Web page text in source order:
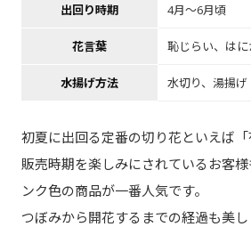
出回り時期 4月～6月頃
花言葉 恥じらい、は
水揚げ方法 水切り、湯揚げ
初夏に出回る定番の切り花といえば
販売時期を楽しみにされているお客
ンク色の商品が一番人気です。
つぼみから開花するまでの経過も美